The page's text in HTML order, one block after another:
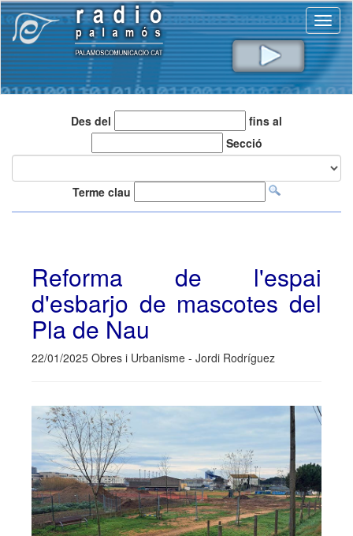
Des del
fins al
Secció
Terme clau
Reforma de l'espai
d'esbarjo de mascotes del
Pla de Nau
22/01/2025 Obres i Urbanisme - Jordi Rodríguez